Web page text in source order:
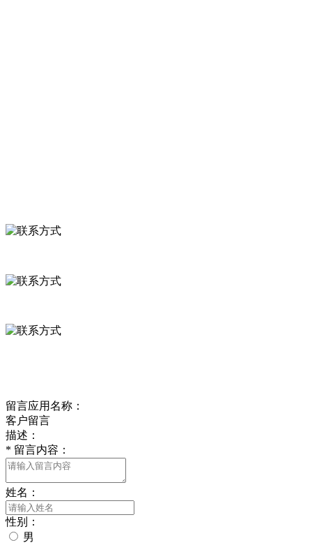
留言应用名称：
客户留言
描述：
* 留言内容：
姓名：
性别：
男